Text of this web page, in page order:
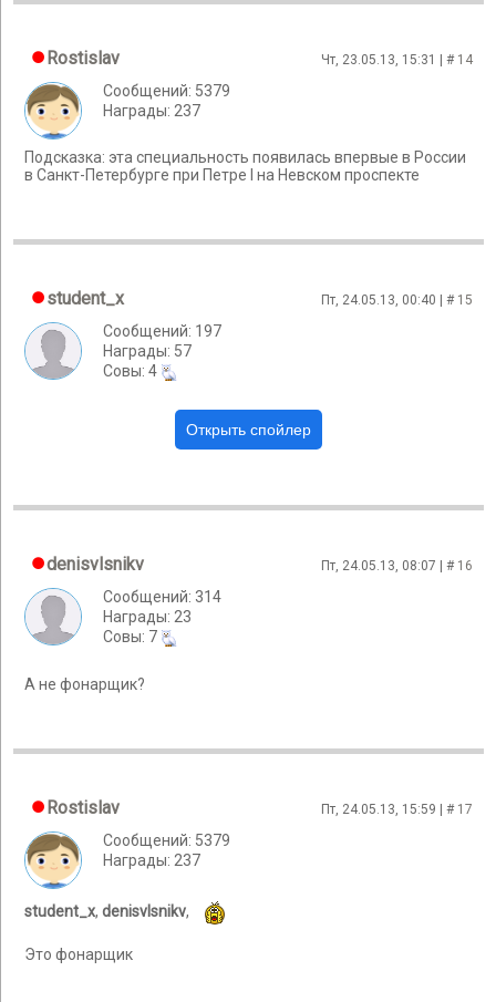
Rostislav Чт, 23.05.13, 15:31 | # 14
Сообщений: 5379
Награды: 237
Подсказка: эта специальность появилась впервые в России
в Санкт-Петербурге при Петре I на Невском проспекте
student_x Пт, 24.05.13, 00:40 | # 15
Сообщений: 197
Награды: 57
Cовы: 4
denisvlsnikv Пт, 24.05.13, 08:07 | # 16
Сообщений: 314
Награды: 23
Cовы: 7
А не фонарщик?
Rostislav Пт, 24.05.13, 15:59 | # 17
Сообщений: 5379
Награды: 237
student_x, denisvlsnikv,
Это фонарщик